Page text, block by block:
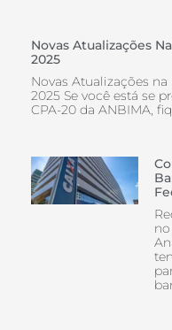
Novas Atualizações
2025
Novas Atualizações
2025 Se você está se
CPA-20 da ANBIMA,